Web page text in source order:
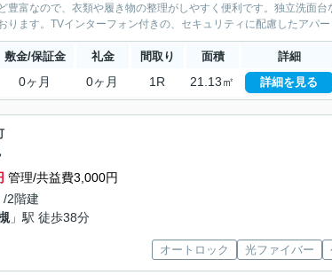
富なので、衣類や履き物の整理がしやすく便利です。独立洗面台
ます。TVインターフォン付きの、セキュリティに配慮したアパー
敷金/保証金 礼金 間取り 面積 詳細
0ヶ月 0ヶ月 1R 21.13㎡ 詳細を見る
管理/共益費3,000円
/2階建
」駅 徒歩38分
オートロック 光ファイバー